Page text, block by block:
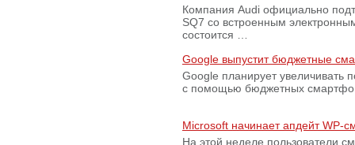
Компания Audi официально
SQ7 со встроенным
состоится …
Google выпустит бюджетные
Google планирует увеличивать
с помощью бюджетных
Microsoft начинает апдейт WP-
На этой неделе пользователи